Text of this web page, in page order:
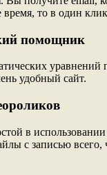
то в один
помощник
уравнений
удобный сайт.
в использовании
с записью